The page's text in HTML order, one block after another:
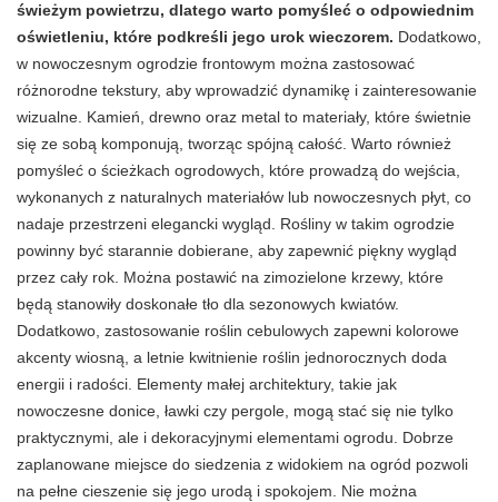
świeżym powietrzu, dlatego warto pomyśleć o odpowiednim
oświetleniu, które podkreśli jego urok wieczorem. Dodatkowo,
w nowoczesnym ogrodzie frontowym można zastosować
różnorodne tekstury, aby wprowadzić dynamikę i zainteresowanie
wizualne. Kamień, drewno oraz metal to materiały, które świetnie
się ze sobą komponują, tworząc spójną całość. Warto również
pomyśleć o ścieżkach ogrodowych, które prowadzą do wejścia,
wykonanych z naturalnych materiałów lub nowoczesnych płyt, co
nadaje przestrzeni elegancki wygląd. Rośliny w takim ogrodzie
powinny być starannie dobierane, aby zapewnić piękny wygląd
przez cały rok. Można postawić na zimozielone krzewy, które
będą stanowiły doskonałe tło dla sezonowych kwiatów.
Dodatkowo, zastosowanie roślin cebulowych zapewni kolorowe
akcenty wiosną, a letnie kwitnienie roślin jednorocznych doda
energii i radości. Elementy małej architektury, takie jak
nowoczesne donice, ławki czy pergole, mogą stać się nie tylko
praktycznymi, ale i dekoracyjnymi elementami ogrodu. Dobrze
zaplanowane miejsce do siedzenia z widokiem na ogród pozwoli
na pełne cieszenie się jego urodą i spokojem. Nie można